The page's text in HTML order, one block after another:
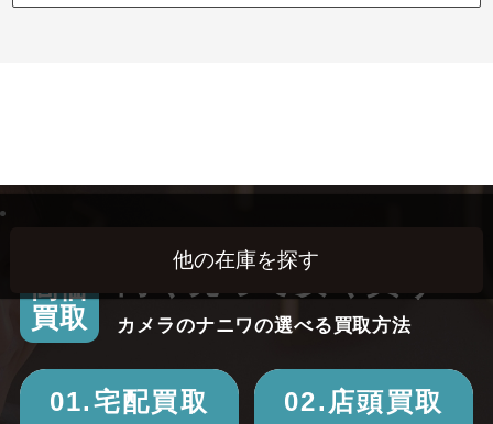
高価
買取
高く売って安く買う！
カメラのナニワの選べる買取方法
01.宅配買取 02.店頭買取